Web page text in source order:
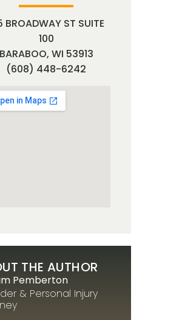
BROADWAY ST SUITE
100
BARABOO, WI 53913
(608) 448-6242
THE AUTHOR
Pemberton
& Personal Injury